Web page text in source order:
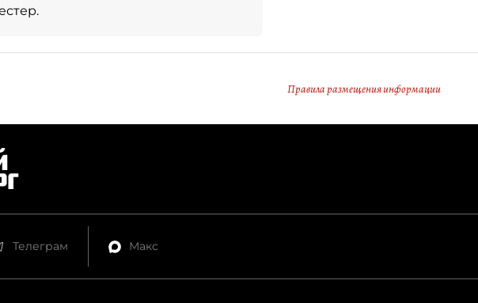
Правила размещения информации
Телеграм Макс